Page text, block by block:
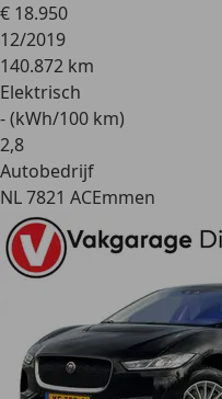
€ 18.950
12/2019
140.872 km
Elektrisch
- (kWh/100 km)
2,8
Autobedrijf
NL 7821 ACEmmen